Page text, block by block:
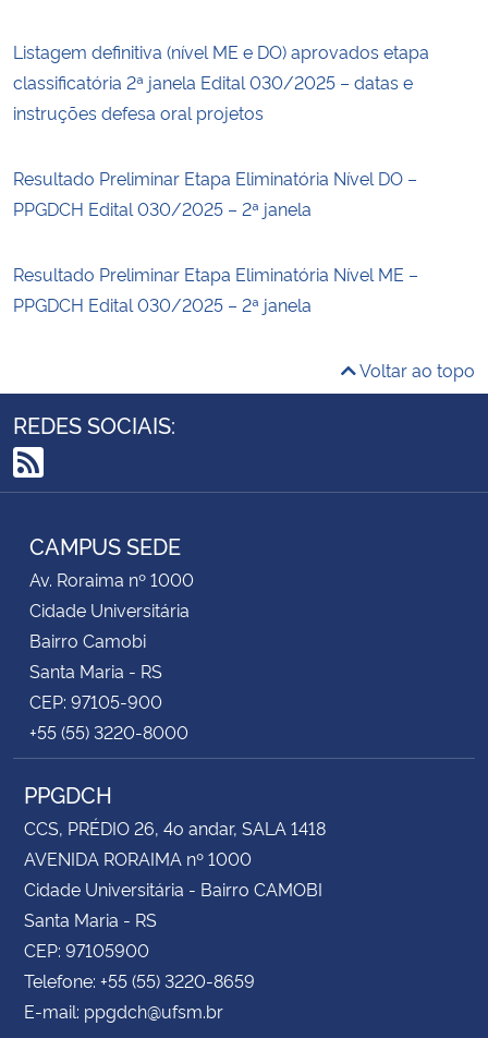
Listagem definitiva (nível ME e DO) aprovados etapa
classificatória 2ª janela Edital 030/2025 – datas e
instruções defesa oral projetos
Resultado Preliminar Etapa Eliminatória Nível DO –
PPGDCH Edital 030/2025 – 2ª janela
Resultado Preliminar Etapa Eliminatória Nível ME –
PPGDCH Edital 030/2025 – 2ª janela
Voltar ao topo
REDES SOCIAIS:
RSS
CAMPUS SEDE
Av. Roraima nº 1000
Cidade Universitária
Bairro Camobi
Santa Maria - RS
CEP: 97105-900
+55 (55) 3220-8000
PPGDCH
CCS, PRÉDIO 26, 4o andar, SALA 1418
AVENIDA RORAIMA nº 1000
Cidade Universitária - Bairro CAMOBI
Santa Maria - RS
CEP: 97105900
Telefone: +55 (55) 3220-8659
E-mail: ppgdch@ufsm.br